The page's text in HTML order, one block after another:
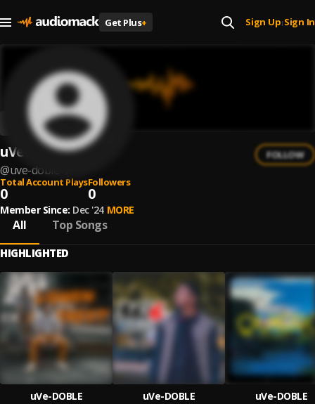
Get Plus+ Sign Up| Sign In
uVe-DOBLE
@uve-doble-1
FOLLOW
Total Account Plays
0
Followers
0
Member Since: Dec '24 MORE
All Top Songs
HIGHLIGHTED
uVe-DOBLE
uVe-DOBLE
uVe-DOBLE